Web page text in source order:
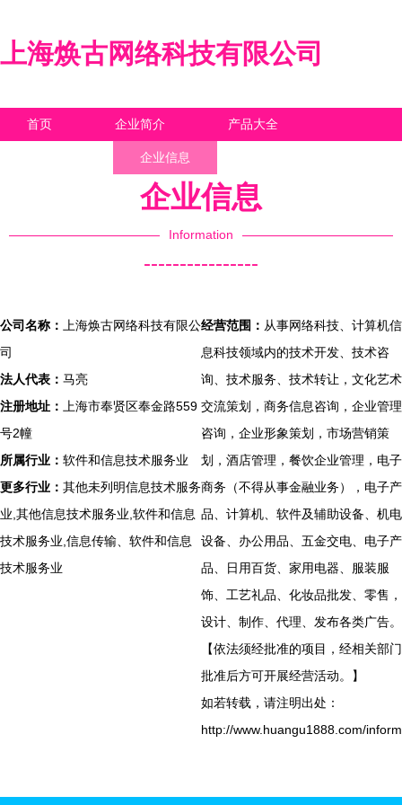
上海焕古网络科技有限公司
首页 企业简介 产品大全
企业信息
企业信息
Information
----------------
公司名称：
上海焕古网络科技有限公
司
法人代表： 马亮
注册地址：
上海市奉贤区奉金路559
号2幢
所属行业： 软件和信息技术服务业
更多行业： 其他未列明信息技术服务
业,其他信息技术服务业,软件和信息
技术服务业,信息传输、软件和信息
技术服务业
经营范围： 从事网络科技、计算机信
息科技领域内的技术开发、技术咨
询、技术服务、技术转让，文化艺术
交流策划，商务信息咨询，企业管理
咨询，企业形象策划，市场营销策
划，酒店管理，餐饮企业管理，电子
商务（不得从事金融业务），电子产
品、计算机、软件及辅助设备、机电
设备、办公用品、五金交电、电子产
品、日用百货、家用电器、服装服
饰、工艺礼品、化妆品批发、零售，
设计、制作、代理、发布各类广告。
【依法须经批准的项目，经相关部门
批准后方可开展经营活动。】
如若转载，请注明出处：
http://www.huangu1888.com/